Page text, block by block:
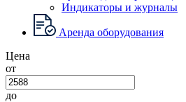
Индикаторы и журналы
Аренда оборудования
Цена
от
до